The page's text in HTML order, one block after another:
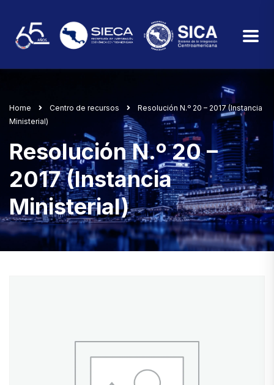
Home Centro de recursos
Resolución N.º 20 – 2017 (Instancia
Ministerial)
Resolución N.º 20 –
2017 (Instancia
Ministerial)